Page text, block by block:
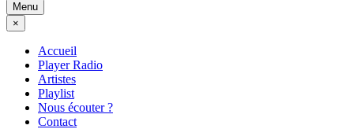
Menu
×
Accueil
Player Radio
Artistes
Playlist
Nous écouter ?
Contact